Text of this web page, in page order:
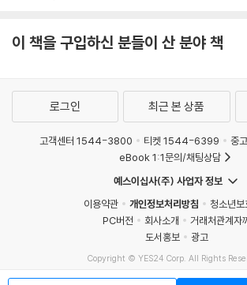
이 책을 구입하신 분들이 산 분야 책
로그인 최근 본 상품
고객센터 1544-3800 티켓 1544-6399
중
eBook 1:1문의/채팅상담
예스이십사(주) 사업자 정보
이용약관
개인정보처리방침
청소년보
PC버전
회사소개
거래처관계자
도서홍보
광고
Copyright © YES24 Corp. All Rights